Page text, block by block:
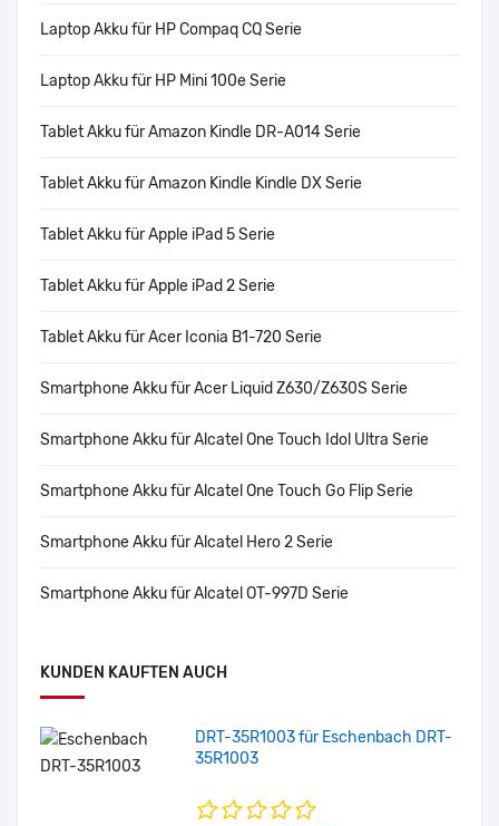
Laptop Akku für HP Compaq CQ Serie
Laptop Akku für HP Mini 100e Serie
Tablet Akku für Amazon Kindle DR-A014 Serie
Tablet Akku für Amazon Kindle Kindle DX Serie
Tablet Akku für Apple iPad 5 Serie
Tablet Akku für Apple iPad 2 Serie
Tablet Akku für Acer Iconia B1-720 Serie
Smartphone Akku für Acer Liquid Z630/Z630S Serie
Smartphone Akku für Alcatel One Touch Idol Ultra Serie
Smartphone Akku für Alcatel One Touch Go Flip Serie
Smartphone Akku für Alcatel Hero 2 Serie
Smartphone Akku für Alcatel OT-997D Serie
KUNDEN KAUFTEN AUCH
DRT-35R1003 für Eschenbach DRT-
35R1003